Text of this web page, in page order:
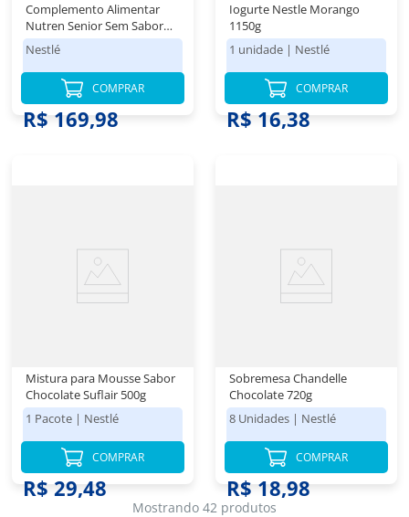
Complemento Alimentar
Nutren Senior Sem Sabor
740g
Nestlé
R$ 169,98
COMPRAR
Iogurte Nestle Morango
1150g
1 unidade | Nestlé
R$ 16,38
COMPRAR
Mistura para Mousse Sabor
Chocolate Suflair 500g
1 Pacote | Nestlé
R$ 29,48
COMPRAR
Sobremesa Chandelle
Chocolate 720g
8 Unidades | Nestlé
R$ 18,98
COMPRAR
Mostrando 42 produtos